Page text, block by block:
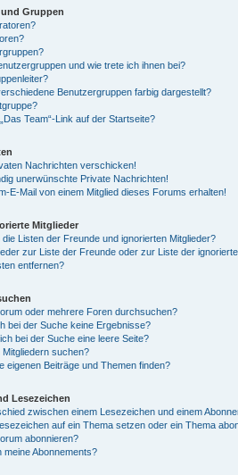
Gruppen
und wie trete ich ihnen bei?
Benutzergruppen farbig dargestellt?
Team“-Link auf der Startseite?
Nachrichten verschicken!
unerwünschte Private Nachrichten!
E-Mail von einem Mitglied dieses Forums erhalten!
Mitglieder
Listen der Freunde und ignorierten Mitglieder?
zur Liste der Freunde oder zur Liste der
entfernen?
oder mehrere Foren durchsuchen?
bei der Suche keine Ergebnisse?
bei der Suche eine leere Seite?
suchen?
eigenen Beiträge und Themen finden?
Lesezeichen
zwischen einem Lesezeichen und einem
auf ein Thema setzen oder ein Thema
abonnieren?
meine Abonnements?